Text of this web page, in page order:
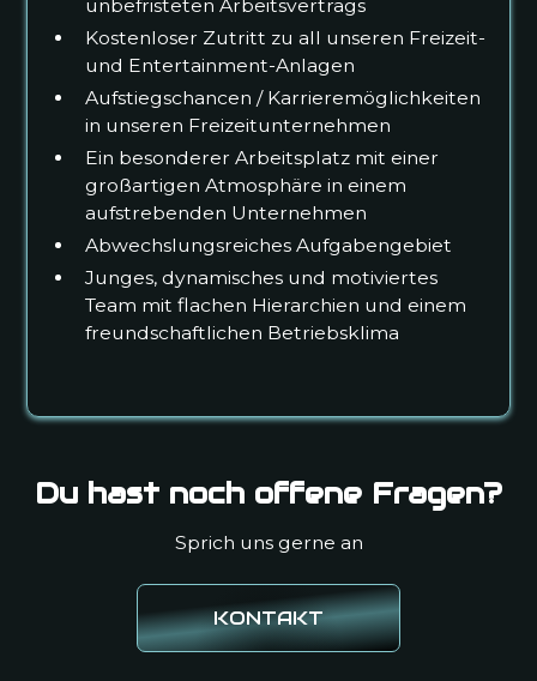
unbefristeten Arbeitsvertrags
Kostenloser Zutritt zu all unseren Freizeit-
und Entertainment-Anlagen
Aufstiegschancen / Karrieremöglichkeiten
in unseren Freizeitunternehmen
Ein besonderer Arbeitsplatz mit einer
großartigen Atmosphäre in einem
aufstrebenden Unternehmen
Abwechslungsreiches Aufgabengebiet
Junges, dynamisches und motiviertes
Team mit flachen Hierarchien und einem
freundschaftlichen Betriebsklima
Du hast noch offene Fragen?
Sprich uns gerne an
KONTAKT